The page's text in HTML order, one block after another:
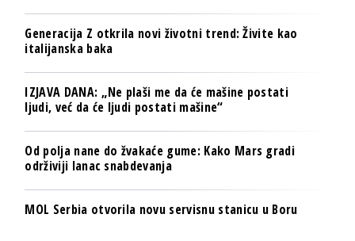
Generacija Z otkrila novi životni trend: Živite kao
italijanska baka
IZJAVA DANA: „Ne plaši me da će mašine postati
ljudi, već da će ljudi postati mašine“
Od polja nane do žvakaće gume: Kako Mars gradi
održiviji lanac snabdevanja
MOL Serbia otvorila novu servisnu stanicu u Boru